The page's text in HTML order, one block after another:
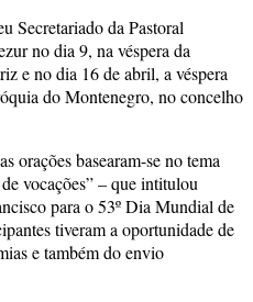
Secretariado da Pastoral
no dia 9, na véspera da
e no dia 16 de abril, a véspera
do Montenegro, no concelho
orações basearam-se no tema
vocações” – que intitulou
para o 53º Dia Mundial de
tiveram a oportunidade de
e também do envio